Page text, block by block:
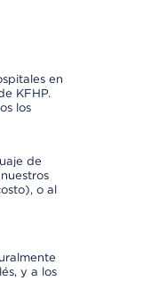
en
KFHP.
los
de
o al
y a los